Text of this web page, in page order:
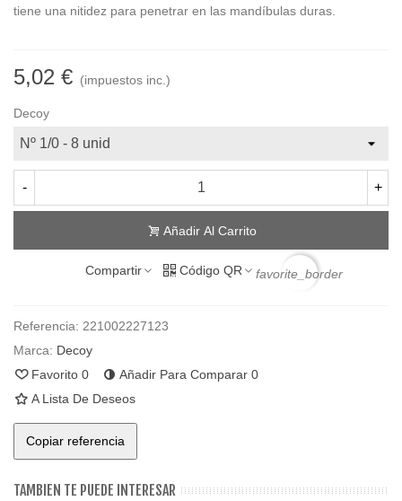
tiene una nitidez para penetrar en las mandíbulas duras.
5,02 € (impuestos inc.)
Decoy
- +
Añadir Al Carrito
Compartir Código QR favorite_border
Referencia: 221002227123
Marca: Decoy
Favorito 0 Añadir Para Comparar 0
A Lista De Deseos
Copiar referencia
TAMBIEN TE PUEDE INTERESAR